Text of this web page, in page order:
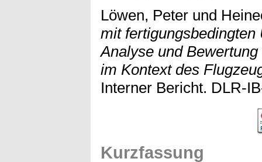
Löwen, Peter und
mit
Analyse und
im Kontext des
Interner Bericht. DLR-
Kurzfassung